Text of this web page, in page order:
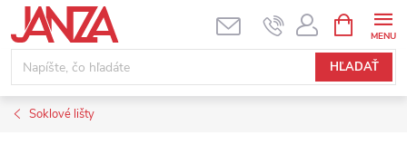
Prejsť na obsah
HĽADAŤ
Soklové lišty